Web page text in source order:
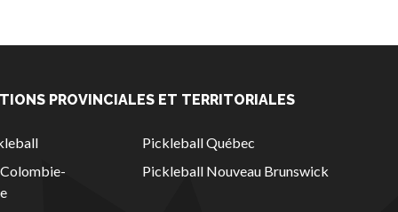
PROVINCIALES ET TERRITORIALES
Pickleball Québec
Pickleball Nouveau Brunswick